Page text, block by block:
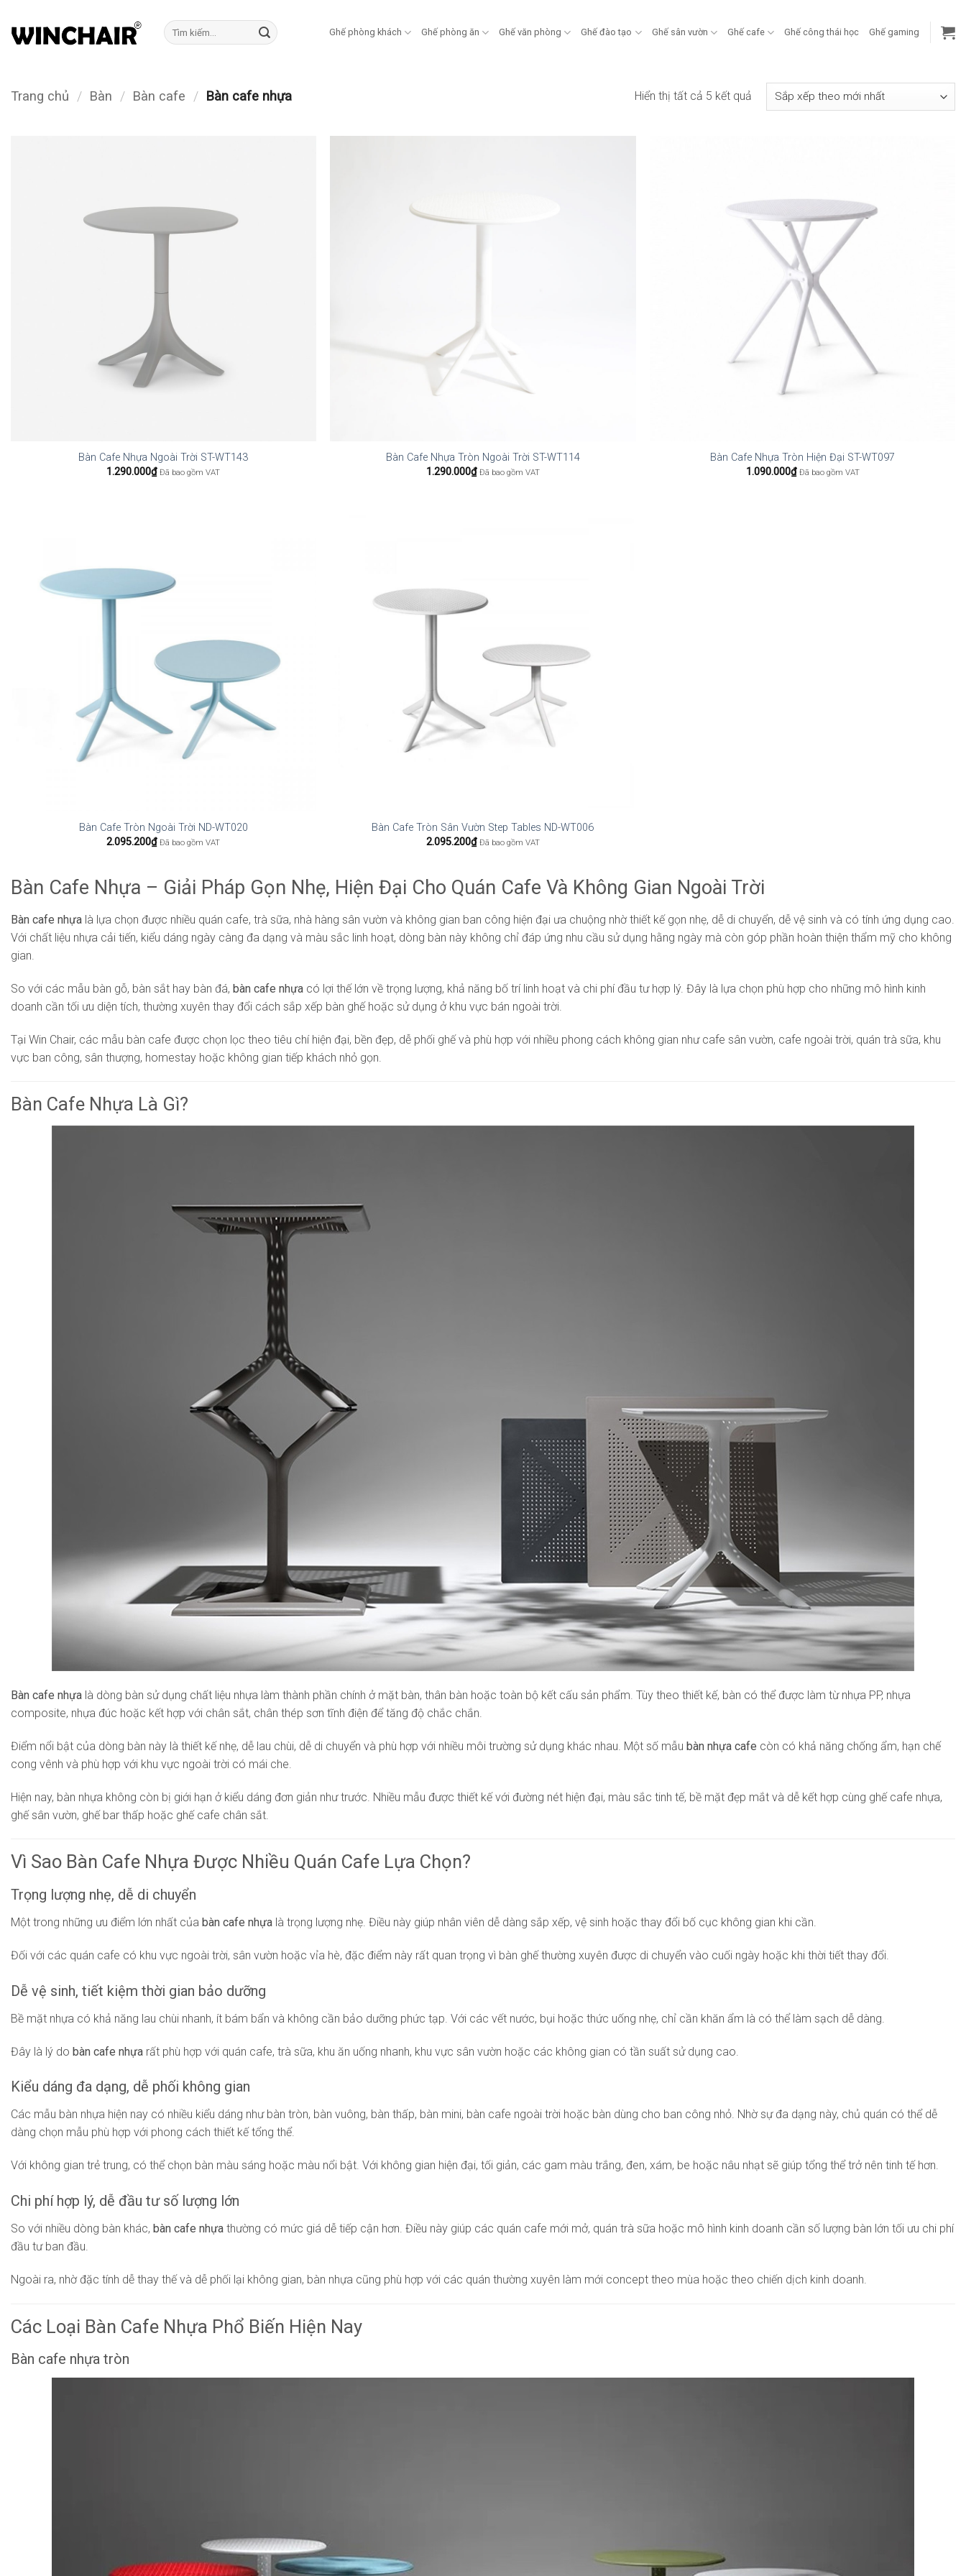
qua
Tìm
kiếm:
Ghế phòng khách Ghế phòng ăn Ghế văn phòng Ghế đào tạo Ghế sân vườn Ghế cafe Ghế công thái học Ghế gaming
Trang chủ / Bàn / Bàn cafe / Bàn cafe nhựa Hiển thị tất cả 5 kết quảĐã
sắp
Bàn Cafe Nhựa Ngoài Trời ST-WT143
1.290.000₫ Đã bao gồm VAT
Bàn Cafe Nhựa Tròn Ngoài Trời ST-WT114
1.290.000₫ Đã bao gồm VAT
Bàn Cafe Nhựa Tròn Hiện Đại ST-WT097
1.090.000₫ Đã bao gồm VAT
Bàn Cafe Tròn Ngoài Trời ND-WT020
2.095.200₫ Đã bao gồm VAT
Bàn Cafe Tròn Sân Vườn Step Tables ND-WT006
2.095.200₫ Đã bao gồm VAT
Bàn Cafe Nhựa – Giải Pháp Gọn Nhẹ, Hiện Đại Cho Quán Cafe Và Không Gian Ngoài Trời
Bàn cafe nhựa là lựa chọn được nhiều quán cafe, trà sữa, nhà hàng sân vườn và không gian ban công hiện đại ưa chuộng nhờ thiết kế gọn nhẹ, dễ di chuyển, dễ vệ sinh và có tính ứng dụng cao.
Với chất liệu nhựa cải tiến, kiểu dáng ngày càng đa dạng và màu sắc linh hoạt, dòng bàn này không chỉ đáp ứng nhu cầu sử dụng hằng ngày mà còn góp phần hoàn thiện thẩm mỹ cho không
gian.
So với các mẫu bàn gỗ, bàn sắt hay bàn đá, bàn cafe nhựa có lợi thế lớn về trọng lượng, khả năng bố trí linh hoạt và chi phí đầu tư hợp lý. Đây là lựa chọn phù hợp cho những mô hình kinh
doanh cần tối ưu diện tích, thường xuyên thay đổi cách sắp xếp bàn ghế hoặc sử dụng ở khu vực bán ngoài trời.
Tại Win Chair, các mẫu bàn cafe được chọn lọc theo tiêu chí hiện đại, bền đẹp, dễ phối ghế và phù hợp với nhiều phong cách không gian như cafe sân vườn, cafe ngoài trời, quán trà sữa, khu
vực ban công, sân thượng, homestay hoặc không gian tiếp khách nhỏ gọn.
Bàn Cafe Nhựa Là Gì?
Bàn cafe nhựa là dòng bàn sử dụng chất liệu nhựa làm thành phần chính ở mặt bàn, thân bàn hoặc toàn bộ kết cấu sản phẩm. Tùy theo thiết kế, bàn có thể được làm từ nhựa PP, nhựa
composite, nhựa đúc hoặc kết hợp với chân sắt, chân thép sơn tĩnh điện để tăng độ chắc chắn.
Điểm nổi bật của dòng bàn này là thiết kế nhẹ, dễ lau chùi, dễ di chuyển và phù hợp với nhiều môi trường sử dụng khác nhau. Một số mẫu bàn nhựa cafe còn có khả năng chống ẩm, hạn chế
cong vênh và phù hợp với khu vực ngoài trời có mái che.
Hiện nay, bàn nhựa không còn bị giới hạn ở kiểu dáng đơn giản như trước. Nhiều mẫu được thiết kế với đường nét hiện đại, màu sắc tinh tế, bề mặt đẹp mắt và dễ kết hợp cùng ghế cafe nhựa,
ghế sân vườn, ghế bar thấp hoặc ghế cafe chân sắt.
Vì Sao Bàn Cafe Nhựa Được Nhiều Quán Cafe Lựa Chọn?
Trọng lượng nhẹ, dễ di chuyển
Một trong những ưu điểm lớn nhất của bàn cafe nhựa là trọng lượng nhẹ. Điều này giúp nhân viên dễ dàng sắp xếp, vệ sinh hoặc thay đổi bố cục không gian khi cần.
Đối với các quán cafe có khu vực ngoài trời, sân vườn hoặc vỉa hè, đặc điểm này rất quan trọng vì bàn ghế thường xuyên được di chuyển vào cuối ngày hoặc khi thời tiết thay đổi.
Dễ vệ sinh, tiết kiệm thời gian bảo dưỡng
Bề mặt nhựa có khả năng lau chùi nhanh, ít bám bẩn và không cần bảo dưỡng phức tạp. Với các vết nước, bụi hoặc thức uống nhẹ, chỉ cần khăn ẩm là có thể làm sạch dễ dàng.
Đây là lý do bàn cafe nhựa rất phù hợp với quán cafe, trà sữa, khu ăn uống nhanh, khu vực sân vườn hoặc các không gian có tần suất sử dụng cao.
Kiểu dáng đa dạng, dễ phối không gian
Các mẫu bàn nhựa hiện nay có nhiều kiểu dáng như bàn tròn, bàn vuông, bàn thấp, bàn mini, bàn cafe ngoài trời hoặc bàn dùng cho ban công nhỏ. Nhờ sự đa dạng này, chủ quán có thể dễ
dàng chọn mẫu phù hợp với phong cách thiết kế tổng thể.
Với không gian trẻ trung, có thể chọn bàn màu sáng hoặc màu nổi bật. Với không gian hiện đại, tối giản, các gam màu trắng, đen, xám, be hoặc nâu nhạt sẽ giúp tổng thể trở nên tinh tế hơn.
Chi phí hợp lý, dễ đầu tư số lượng lớn
So với nhiều dòng bàn khác, bàn cafe nhựa thường có mức giá dễ tiếp cận hơn. Điều này giúp các quán cafe mới mở, quán trà sữa hoặc mô hình kinh doanh cần số lượng bàn lớn tối ưu chi phí
đầu tư ban đầu.
Ngoài ra, nhờ đặc tính dễ thay thế và dễ phối lại không gian, bàn nhựa cũng phù hợp với các quán thường xuyên làm mới concept theo mùa hoặc theo chiến dịch kinh doanh.
Các Loại Bàn Cafe Nhựa Phổ Biến Hiện Nay
Bàn cafe nhựa tròn